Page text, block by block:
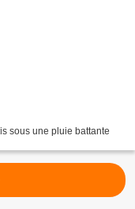
sous une pluie battante